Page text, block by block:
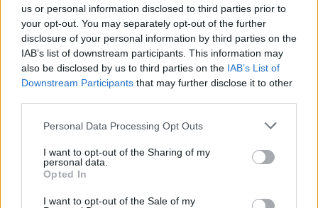
us or personal information disclosed to third parties prior to
your opt-out. You may separately opt-out of the further
disclosure of your personal information by third parties on the
IAB’s list of downstream participants. This information may
also be disclosed by us to third parties on the IAB’s List of
Downstream Participants that may further disclose it to other
Please note that this website/app uses one or more Google
not limited to your visit or usage behaviour. You may click to
grant or deny consent to Google and its third-party tags to
use your data for below specified purposes in below Google
consent section.
Personal Data Processing Opt Outs
I want to opt-out of the Sharing of my
personal data.
Opted In
I want to opt-out of the Sale of my
AUTOR
Consejo editorial